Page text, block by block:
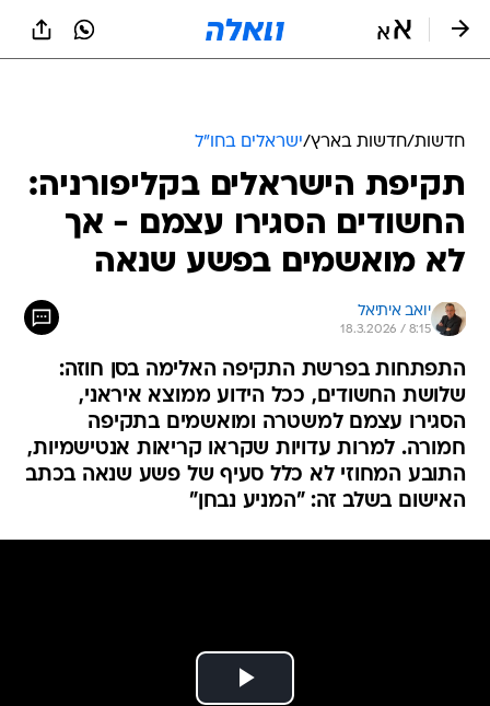
חדשות/חדשות בארץ/ישראלים בחו"ל
תקיפת הישראלים בקליפורניה:
החשודים הסגירו עצמם - אך
לא מואשמים בפשע שנאה
יואב איתיאל
18.3.2026 / 8:15
התפתחות בפרשת התקיפה האלימה בסן חוזה:
שלושת החשודים, ככל הידוע ממוצא איראני,
הסגירו עצמם למשטרה ומואשמים בתקיפה
חמורה. למרות עדויות שקראו קריאות אנטישמיות,
התובע המחוזי לא כלל סעיף של פשע שנאה בכתב
האישום בשלב זה: "המניע נבחן"